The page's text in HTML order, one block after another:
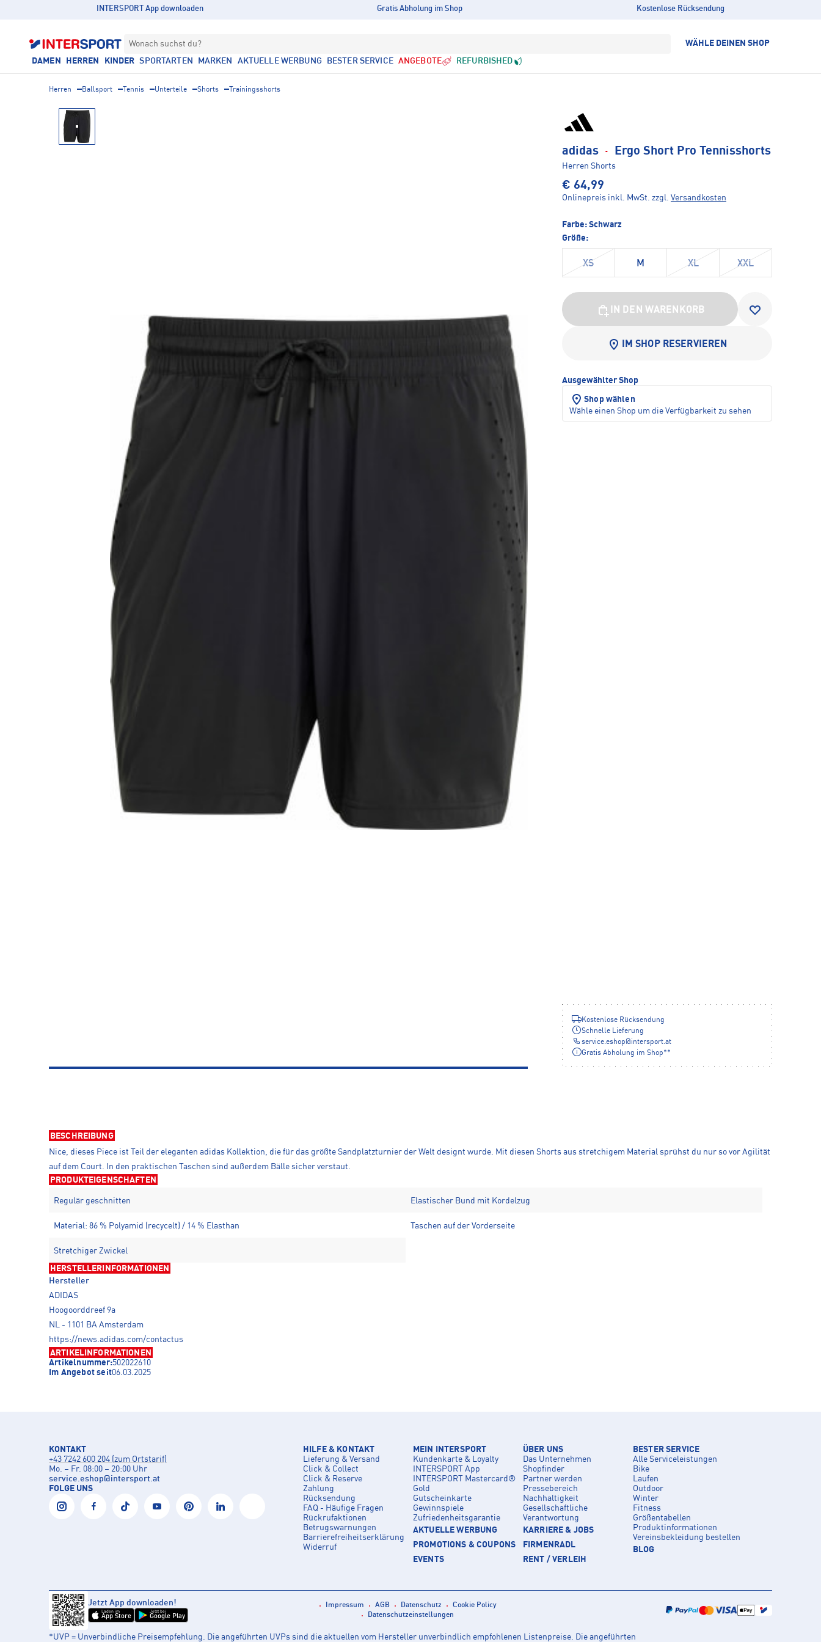
INTERSPORT App downloaden Gratis Abholung im Shop Kostenlose Rücksendung
Wonach suchst du? WÄHLE DEINEN SHOP
DAMEN HERREN KINDER SPORTARTEN MARKEN AKTUELLE WERBUNG BESTER SERVICE ANGEBOTE REFURBISHED
Herren Ballsport Tennis Unterteile Shorts Trainingsshorts
adidas · Ergo Short Pro Tennisshorts
Herren Shorts
€ 64,99
Onlinepreis inkl. MwSt. zzgl. Versandkosten
Farbe: Schwarz
Größe:
XS M XL XXL
IN DEN WARENKORB
IM SHOP RESERVIEREN
Ausgewählter Shop
Shop wählen
Wähle einen Shop um die Verfügbarkeit zu sehen
Kostenlose Rücksendung
Schnelle Lieferung
service.eshop@intersport.at
Gratis Abholung im Shop**
BESCHREIBUNG
Nice, dieses Piece ist Teil der eleganten adidas Kollektion, die für das größte Sandplatzturnier der Welt designt wurde. Mit diesen Shorts aus stretchigem Material sprühst du nur so vor Agilität
auf dem Court. In den praktischen Taschen sind außerdem Bälle sicher verstaut.
PRODUKTEIGENSCHAFTEN
Regulär geschnitten Elastischer Bund mit Kordelzug
Material: 86 % Polyamid (recycelt) / 14 % Elasthan Taschen auf der Vorderseite
Stretchiger Zwickel
HERSTELLERINFORMATIONEN
Hersteller
ADIDAS
Hoogoorddreef 9a
NL - 1101 BA Amsterdam
https://news.adidas.com/contactus
ARTIKELINFORMATIONEN
Artikelnummer:502022610
Im Angebot seit06.03.2025
KONTAKT
+43 7242 600 204 (zum Ortstarif)
Mo. – Fr. 08:00 – 20:00 Uhr
service.eshop@intersport.at
FOLGE UNS
HILFE & KONTAKT
Lieferung & Versand
Click & Collect
Click & Reserve
Zahlung
Rücksendung
FAQ - Häufige Fragen
Rückrufaktionen
Betrugswarnungen
Barrierefreiheitserklärung
Widerruf
MEIN INTERSPORT
Kundenkarte & Loyalty
INTERSPORT App
INTERSPORT Mastercard®
Gold
Gutscheinkarte
Gewinnspiele
Zufriedenheitsgarantie
AKTUELLE WERBUNG
PROMOTIONS & COUPONS
EVENTS
ÜBER UNS
Das Unternehmen
Shopfinder
Partner werden
Pressebereich
Nachhaltigkeit
Gesellschaftliche
Verantwortung
KARRIERE & JOBS
FIRMENRADL
RENT / VERLEIH
BESTER SERVICE
Alle Serviceleistungen
Bike
Laufen
Outdoor
Winter
Fitness
Größentabellen
Produktinformationen
Vereinsbekleidung bestellen
BLOG
Jetzt App downloaden!
Laden im
App Store
Jetzt bei
Google Play
Impressum AGB Datenschutz
Cookie Policy
Datenschutzeinstellungen
*UVP = Unverbindliche Preisempfehlung. Die angeführten UVPs sind die aktuellen vom Hersteller unverbindlich empfohlenen Listenpreise. Die angeführten